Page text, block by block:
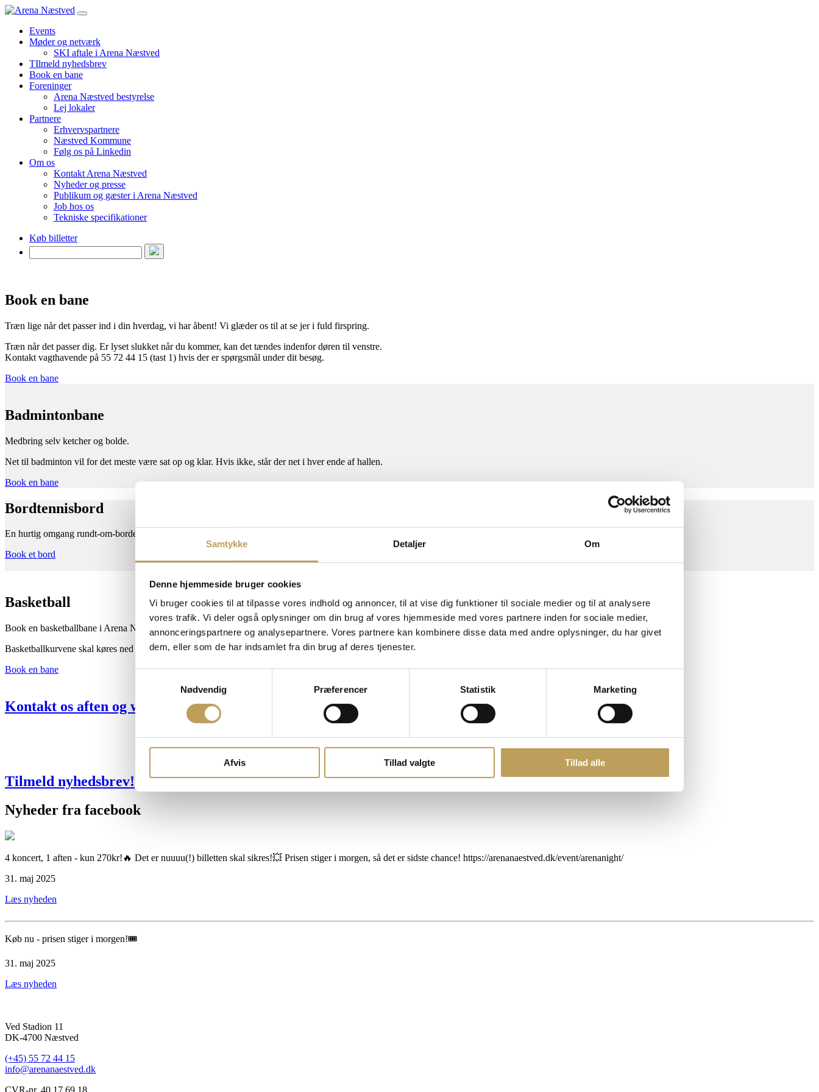
Samtykke Detaljer Om
Denne hjemmeside bruger cookies
Vi bruger cookies til at tilpasse vores indhold og annoncer, til at vise dig funktioner til sociale medier og til at analysere
vores trafik. Vi deler også oplysninger om din brug af vores hjemmeside med vores partnere inden for sociale medier,
annonceringspartnere og analysepartnere. Vores partnere kan kombinere disse data med andre oplysninger, du har givet
dem, eller som de har indsamlet fra din brug af deres tjenester.
Nødvendig
Præferencer Statistik Marketing
Afvis Tillad valgte Tillad alle
Events
Møder og netværk
SKI aftale i Arena Næstved
TIlmeld nyhedsbrev
Book en bane
Foreninger
Arena Næstved bestyrelse
Lej lokaler
Partnere
Erhvervspartnere
Næstved Kommune
Følg os på Linkedin
Om os
Kontakt Arena Næstved
Nyheder og presse
Publikum og gæster i Arena Næstved
Job hos os
Tekniske specifikationer
Køb billetter
Søg
efter:
Book en bane
Træn lige når det passer ind i din hverdag, vi har åbent! Vi glæder os til at se jer i fuld firspring.
Træn når det passer dig. Er lyset slukket når du kommer, kan det tændes indenfor døren til venstre.
Kontakt vagthavende på 55 72 44 15 (tast 1) hvis der er spørgsmål under dit besøg.
Book en bane
Badmintonbane
Medbring selv ketcher og bolde.
Net til badminton vil for det meste være sat op og klar. Hvis ikke, står der net i hver ende af hallen.
Book en bane
Bordtennisbord
En hurtig omgang rundt-om-bordet? Vi har bat og bolde, som du kan låne, hvis du lige får trang til en bordtenniskamp. Bordet er slået op og står klar til dig!
Book et bord
Basketball
Book en basketballbane i Arena Næstved. Medbring selv indendørssko og bold.
Basketballkurvene skal køres ned ved ankomst – god fornøjelse!
Book en bane
Kontakt os aften og weekend
Tilmeld nyhedsbrev!
Nyheder fra facebook
4 koncert, 1 aften - kun 270kr!🔥 Det er nuuuu(!) billetten skal sikres!💥 Prisen stiger i morgen, så det er sidste chance! https://arenanaestved.dk/event/arenanight/
31. maj 2025
Læs nyheden
Køb nu - prisen stiger i morgen!🎟
31. maj 2025
Læs nyheden
Ved Stadion 11
DK-4700 Næstved
(+45) 55 72 44 15
info@arenanaestved.dk
CVR-nr. 40 17 69 18